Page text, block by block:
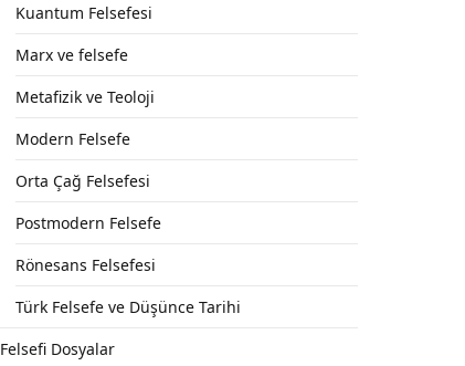
Kuantum Felsefesi
Marx ve felsefe
Metafizik ve Teoloji
Modern Felsefe
Orta Çağ Felsefesi
Postmodern Felsefe
Rönesans Felsefesi
Türk Felsefe ve Düşünce Tarihi
Felsefi Dosyalar